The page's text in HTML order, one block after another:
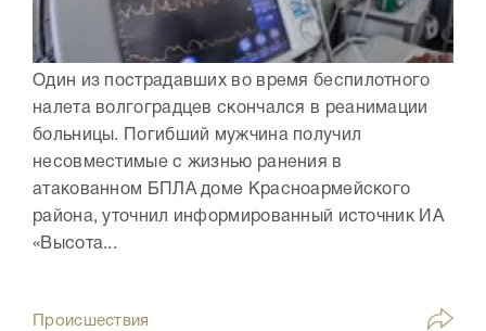
Один из пострадавших во время беспилотного
налета волгоградцев скончался в реанимации
больницы. Погибший мужчина получил
несовместимые с жизнью ранения в
атакованном БПЛА доме Красноармейского
района, уточнил информированный источник ИА
«Высота...
Происшествия